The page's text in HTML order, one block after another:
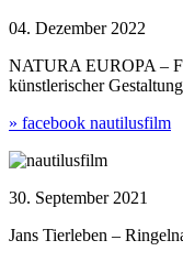
04. Dezember 2022
NATURA EUROPA –
künstlerischer
» facebook nautilusfilm
30. September 2021
Jans Tierleben –